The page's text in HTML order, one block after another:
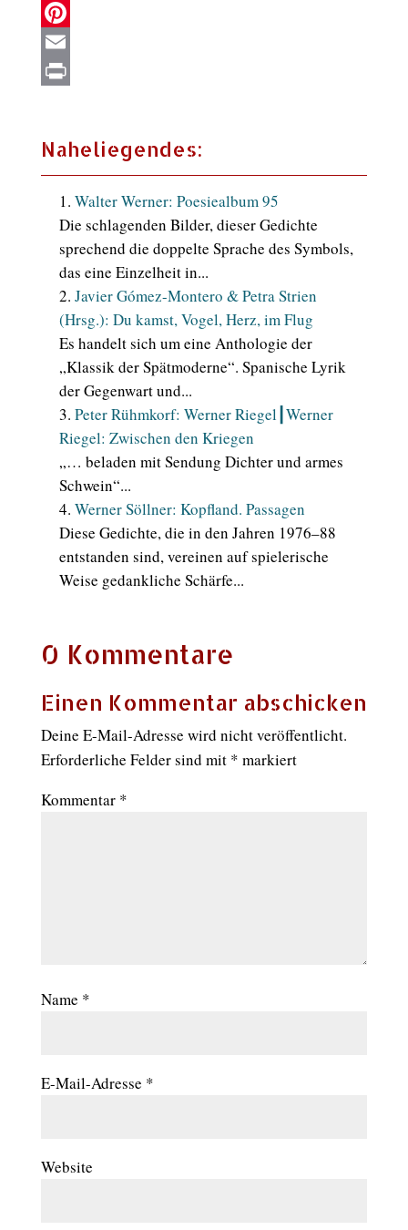
X
Pinterest
Email
Naheliegendes:
Walter Werner: Poesiealbum 95
Die schlagenden Bilder, dieser Gedichte
sprechend die doppelte Sprache des Symbols,
das eine Einzelheit in...
Javier Gómez-Montero & Petra Strien
(Hrsg.): Du kamst, Vogel, Herz, im Flug
Es handelt sich um eine Anthologie der
„Klassik der Spätmoderne“. Spanische Lyrik
der Gegenwart und...
Peter Rühmkorf: Werner Riegel┃Werner
Riegel: Zwischen den Kriegen
„… beladen mit Sendung Dichter und armes
Schwein“...
Werner Söllner: Kopfland. Passagen
Diese Gedichte, die in den Jahren 1976–88
entstanden sind, vereinen auf spielerische
Weise gedankliche Schärfe...
0 Kommentare
Einen Kommentar abschicken
Deine E-Mail-Adresse wird nicht veröffentlicht.
Erforderliche Felder sind mit * markiert
Kommentar *
Name *
E-Mail-Adresse *
Website